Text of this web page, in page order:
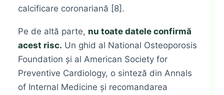
calcificare coronariană [8].
Pe de altă parte, nu toate datele confirmă
acest risc. Un ghid al National Osteoporosis
Foundation și al American Society for
Preventive Cardiology, o sinteză din Annals
of Internal Medicine și recomandarea